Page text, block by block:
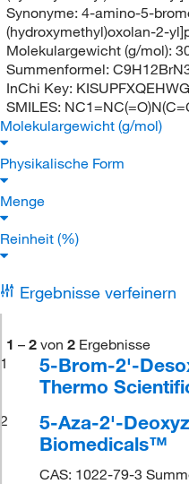
Synonyme: 4-amino-5-
(hydroxymethyl)oxolan-2-
Molekulargewicht (g/mol):
Summenformel:
InChi Key:
SMILES:
Molekulargewicht (g/mol)
Physikalische Form
Menge
Reinheit (%)
Ergebnisse verfeinern
1 – 2 von 2 Ergebnisse
1
5-Brom-2'-
Thermo
2
5-Aza-2'-
Biomedicals™
CAS: 1022-79-3